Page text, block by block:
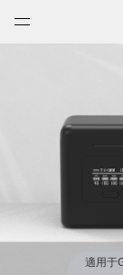
打开菜单
Best
for
power
bank
power
適用于